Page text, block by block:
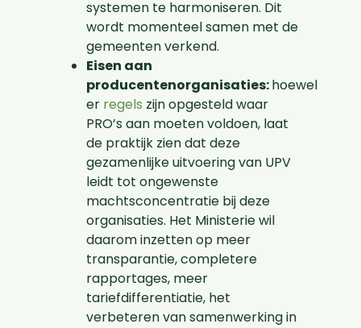
systemen te harmoniseren. Dit
wordt momenteel samen met de
gemeenten verkend.
Eisen aan
producentenorganisaties:hoewel
er regels zijn opgesteld waar
PRO’s aan moeten voldoen, laat
de praktijk zien dat deze
gezamenlijke uitvoering van UPV
leidt tot ongewenste
machtsconcentratie bij deze
organisaties. Het Ministerie wil
daarom inzetten op meer
transparantie, completere
rapportages, meer
tariefdifferentiatie, het
verbeteren van samenwerking in